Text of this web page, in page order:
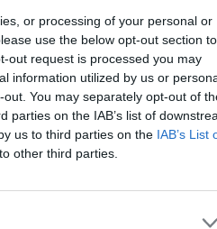
or processing of your personal or
use the below opt-out section to
out request is processed you may
information utilized by us or
You may separately opt-out of
parties on the IAB’s list of
us to third parties on the IAB’s List
other third parties.
ιδιοπαθούς
είναι γνωστή ως
27
27